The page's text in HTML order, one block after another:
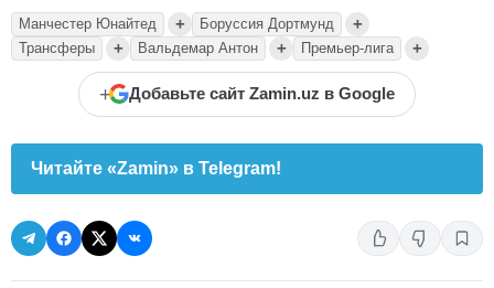
Манчестер Юнайтед + Боруссия Дортмунд +
Трансферы + Вальдемар Антон + Премьер-лига +
+ Добавьте сайт Zamin.uz в Google
Читайте «Zamin» в Telegram!